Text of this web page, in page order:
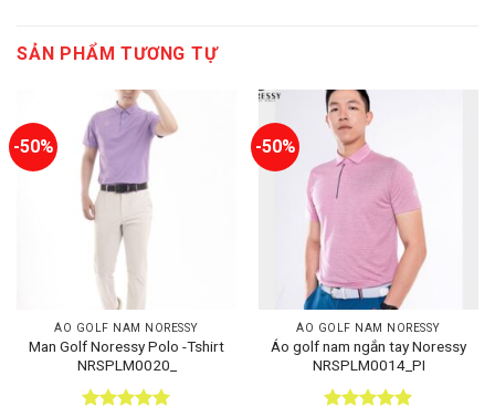
SẢN PHẨM TƯƠNG TỰ
-50%
ÁO GOLF NAM NORESSY
Man Golf Noressy Polo -Tshirt
NRSPLM0020_
-50%
ÁO GOLF NAM NORESSY
Áo golf nam ngắn tay Noressy
NRSPLM0014_PI